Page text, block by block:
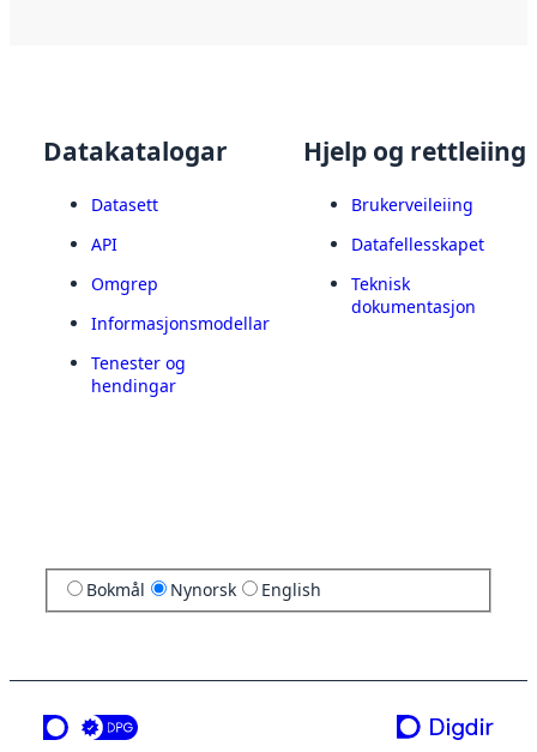
Datakatalogar
Datasett
API
Omgrep
Informasjonsmodellar
Tenester og
hendingar
Hjelp og rettleiing
Brukerveileiing
Datafellesskapet
Teknisk
dokumentasjon
Bokmål Nynorsk English